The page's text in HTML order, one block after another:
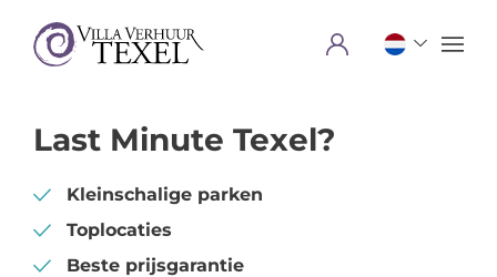
Menu
Last Minute Texel?
Kleinschalige parken
Toplocaties
Beste prijsgarantie